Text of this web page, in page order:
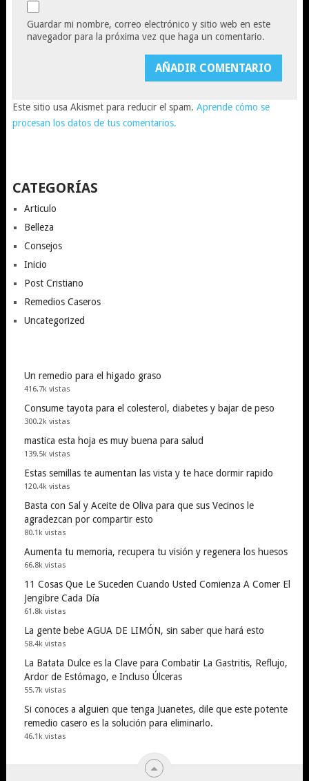
Guardar mi nombre, correo electrónico y sitio web en este
navegador para la próxima vez que haga un comentario.
Este sitio usa Akismet para reducir el spam. Aprende cómo se
procesan los datos de tus comentarios.
CATEGORÍAS
Articulo
Belleza
Consejos
Inicio
Post Cristiano
Remedios Caseros
Uncategorized
Un remedio para el higado graso
416.7k vistas
Consume tayota para el colesterol, diabetes y bajar de peso
300.2k vistas
mastica esta hoja es muy buena para salud
139.5k vistas
Estas semillas te aumentan las vista y te hace dormir rapido
120.4k vistas
Basta con Sal y Aceite de Oliva para que sus Vecinos le
agradezcan por compartir esto
80.1k vistas
Aumenta tu memoria, recupera tu visión y regenera los huesos
66.8k vistas
11 Cosas Que Le Suceden Cuando Usted Comienza A Comer El
Jengibre Cada Día
61.8k vistas
La gente bebe AGUA DE LIMÓN, sin saber que hará esto
58.4k vistas
La Batata Dulce es la Clave para Combatir La Gastritis, Reflujo,
Ardor de Estómago, e Incluso Úlceras
55.7k vistas
Si conoces a alguien que tenga Juanetes, dile que este potente
remedio casero es la solución para eliminarlo.
46.1k vistas